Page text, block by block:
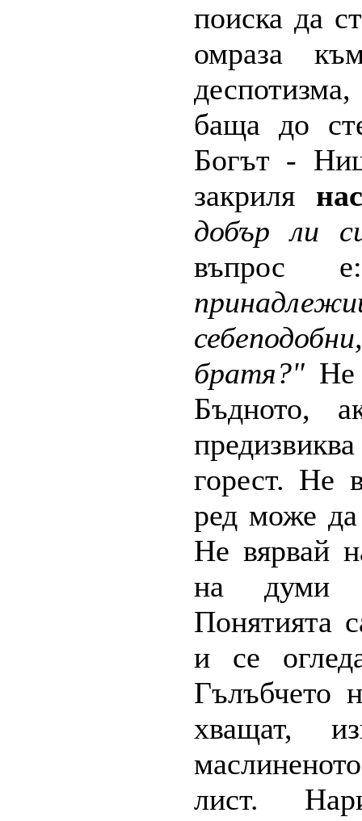
поиска да
омраза
баща до
Богът -
закриля
добър ли
братя?" Не
Бъдното,
горест. Не
ред може да
Не вярвай
на думи
Понятията
и се
Гълъбчето
хващат,
лист.